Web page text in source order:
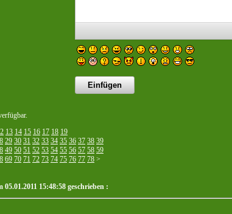
13 14 15 16 17 18 19
29 30 31 32 33 34 35 36 37 38 39
49 50 51 52 53 54 55 56 57 58 59
69 70 71 72 73 74 75 76 77 78 >
05.01.2011 15:48:58 geschrieben :